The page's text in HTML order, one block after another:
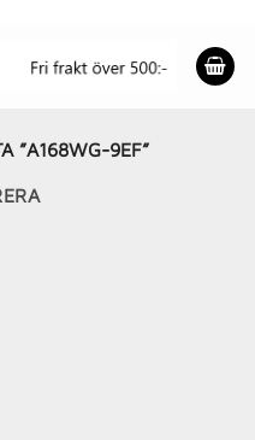
”A168WG-9EF”